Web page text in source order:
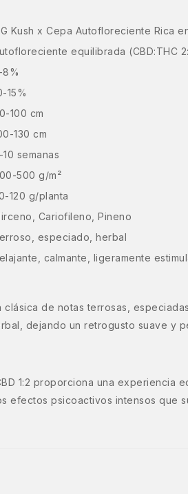
Kush x Cepa Autofloreciente Rica
equilibrada (CBD:THC
8%
15%
100 cm
130 cm
semanas
500 g/m²
120 g/planta
Cariofileno, Pineno
especiado, herbal
calmante, ligeramente
clásica de notas terrosas,
dejando un retrogusto suave y
1:2 proporciona una
efectos psicoactivos intensos que